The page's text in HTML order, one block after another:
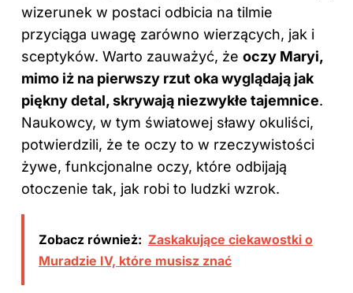
wizerunek w postaci odbicia na tilmie
przyciąga uwagę zarówno wierzących, jak i
sceptyków. Warto zauważyć, że oczy Maryi,
mimo iż na pierwszy rzut oka wyglądają jak
piękny detal, skrywają niezwykłe tajemnice.
Naukowcy, w tym światowej sławy okuliści,
potwierdzili, że te oczy to w rzeczywistości
żywe, funkcjonalne oczy, które odbijają
otoczenie tak, jak robi to ludzki wzrok.
Zobacz również: Zaskakujące ciekawostki o
Muradzie IV, które musisz znać